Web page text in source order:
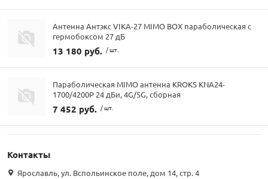
Антенна Антэкс VIKA-27 MIMO BOX параболическая с
гермобоксом 27 дБ
13 180 руб. / шт.
Параболическая MIMO антенна KROKS KNA24-
1700/4200P 24 дБи, 4G/5G, сборная
7 452 руб. / шт.
Контакты
Ярославль, ул. Вспольинское поле, дом 14, стр. 4